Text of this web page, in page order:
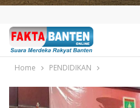
Home PENDIDIKAN